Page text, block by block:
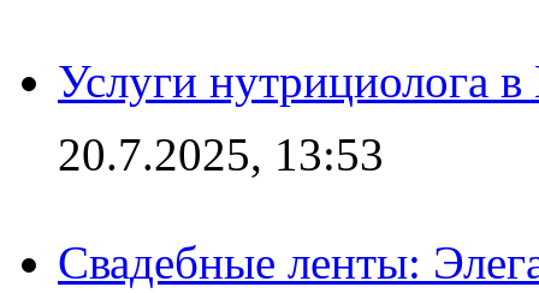
Услуги нутрициолога
20.7.2025, 13:53
Свадебные ленты: